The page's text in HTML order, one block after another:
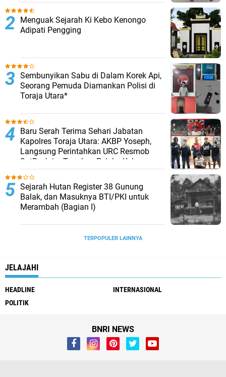
Menguak Sejarah Ki Kebo Kenongo
Adipati Pengging
Sembunyikan Sabu di Dalam Korek Api,
Seorang Pemuda Diamankan Polisi di
Toraja Utara*
Baru Serah Terima Sehari Jabatan
Kapolres Toraja Utara: AKBP Yoseph,
Langsung Perintahkan URC Resmob
SatReskrim Tangkap Pelaku Kekerasan
Seksual Anak Di Bawah Umur
Sejarah Hutan Register 38 Gunung
Balak, dan Masuknya BTI/PKI untuk
Merambah (Bagian I)
TERPOPULER LAINNYA
JELAJAHI
HEADLINE
INTERNASIONAL
POLITIK
BNRI NEWS